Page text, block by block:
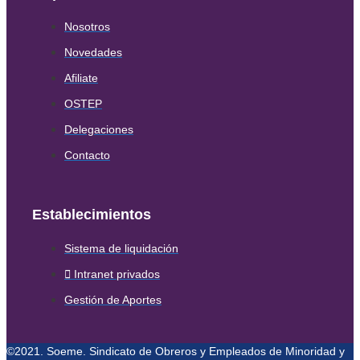
Nosotros
Novedades
Afiliate
OSTEP
Delegaciones
Contacto
Establecimientos
Sistema de liquidación
Intranet privados
Gestión de Aportes
©2021. Soeme. Sindicato de Obreros y Empleados de Minoridad y